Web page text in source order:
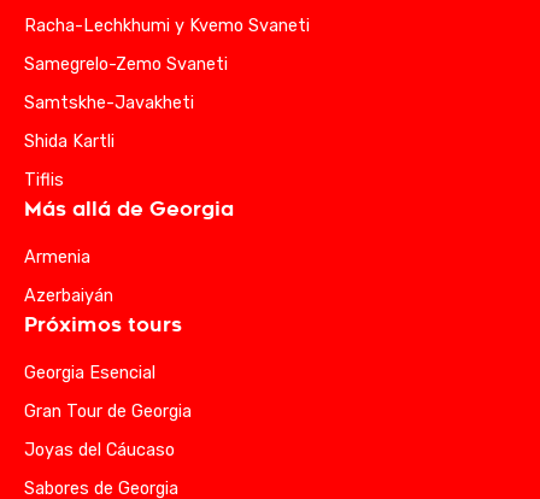
Racha-Lechkhumi y Kvemo Svaneti
Samegrelo-Zemo Svaneti
Samtskhe-Javakheti
Shida Kartli
Tiflis
Más allá de Georgia
Armenia
Azerbaiyán
Próximos tours
Georgia Esencial
Gran Tour de Georgia
Joyas del Cáucaso
Sabores de Georgia